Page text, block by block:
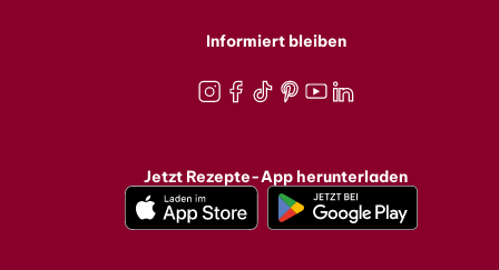
Informiert bleiben
Jetzt Rezepte-App herunterladen